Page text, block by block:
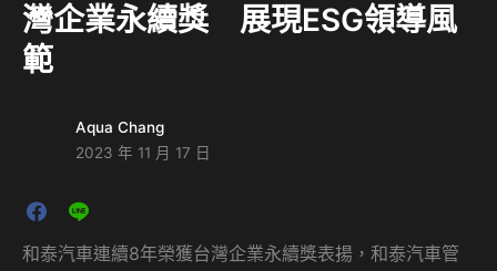
灣企業永續獎 展現ESG領導風
範
Aqua Chang
2023 年 11 月 17 日
和泰汽車連續8年榮獲台灣企業永續獎表揚，和泰汽車管